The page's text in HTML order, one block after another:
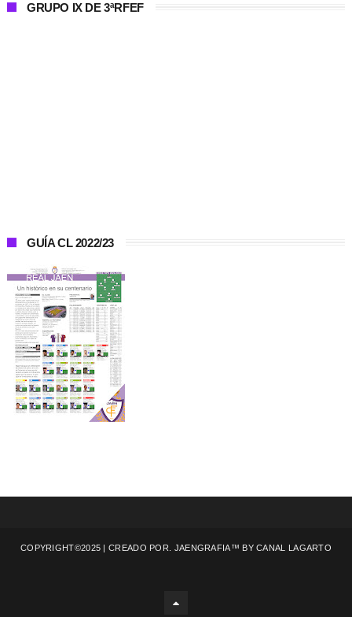
GRUPO IX DE 3ªRFEF
GUÍA CL 2022/23
COPYRIGHT©2025 | CREADO POR. JAENGRAFIA™ BYCANAL LAGARTO